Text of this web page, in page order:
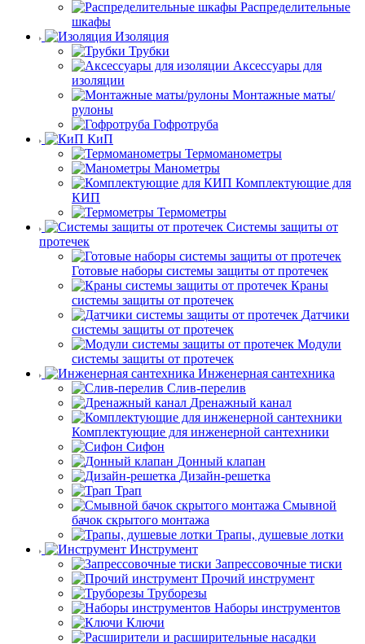
Распределительные
шкафы
Изоляция
Трубки
Аксессуары для
изоляции
Монтажные маты/
рулоны
Гофротруба
КиП
Термоманометры
Манометры
Комплектующие для
КИП
Термометры
Системы защиты от
протечек
Готовые наборы системы защиты от протечек
Краны
системы защиты от протечек
Датчики
системы защиты от протечек
Модули
системы защиты от протечек
Инженерная сантехника
Слив-перелив
Дренажный канал
Комплектующие для инженерной сантехники
Сифон
Донный клапан
Дизайн-решетка
Трап
Смывной
бачок скрытого монтажа
Трапы, душевые лотки
Инструмент
Запрессовочные тиски
Прочий инструмент
Труборезы
Наборы инструментов
Ключи